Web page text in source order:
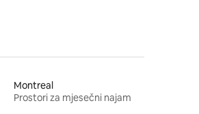
Montreal
Prostori za mjesečni najam